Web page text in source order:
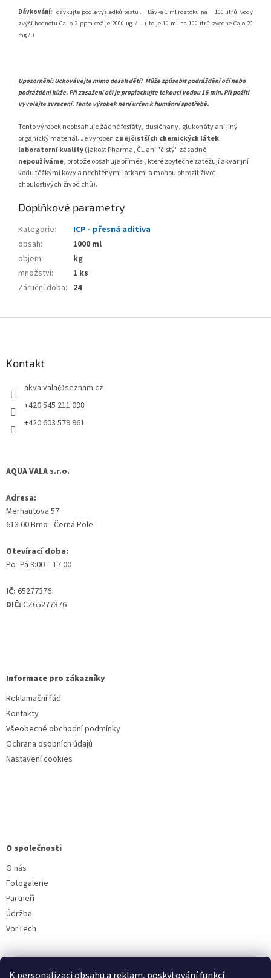
Dávkování: dávkujte podle výsledků testu . Dávka 1 ml roztoku na 100 litrů vody
zvýší hodnotu Ca o 2 ppm což je 2000 ug / l. ( to je 10 ml na 100 itrů zvedne Ca o 20
mg/l)
Upozornění: Uchovávejte mimo dosah dětí! Může způsobit podráždění očí nebo
podráždění kůže. Při zasažení očí je proplachujte tekoucí vodou 15 min. Při požití
vyvolejte zvracení. Tento výrobek není určen k humánní spotřebě.
Tento výrobek neobsahuje žádné fosfáty, dusičnany, glukonáty ani jiný
organický materiál. Je vyroben znejčistších chemických látek
laboratorní kvality(jakost Pharma, ČL ani "čistý" zásadně
nepoužíváme, protože obsahuje příměsi, které zbytečně zatěžují akvarijní
vodu těžkými kovy a nechtěnými látkami a mohou ohrozit život
choulostivých živočichů).
Doplňkové parametry
Kategorie:
ICP - přesná aditiva
obsah:
1000 ml
objem:
kg
množství:
1 ks
Záruční doba: 24
Kontakt
akva.vala@seznam.cz
+420 545 211 098
+420 603 579 961
AQUA VALA s.r.o.
Adresa:
Merhautova 57
613 00 Brno - Černá Pole
Otevírací doba:
Po–Pá 9:00 – 17:00
IČ: 65277376
DIČ: CZ65277376
Informace pro zákazníky
Reklamační řád
Kontakty
Všeobecné obchodní podmínky
Ochrana osobních údajů
Nastavení cookies
O společnosti
O nás
Fotogalerie
Partneři
Údržba
VorTech